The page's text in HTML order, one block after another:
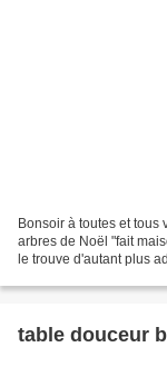
Bonsoir à toutes et
arbres de Noël "fait
le trouve d'autant plus
table douceur